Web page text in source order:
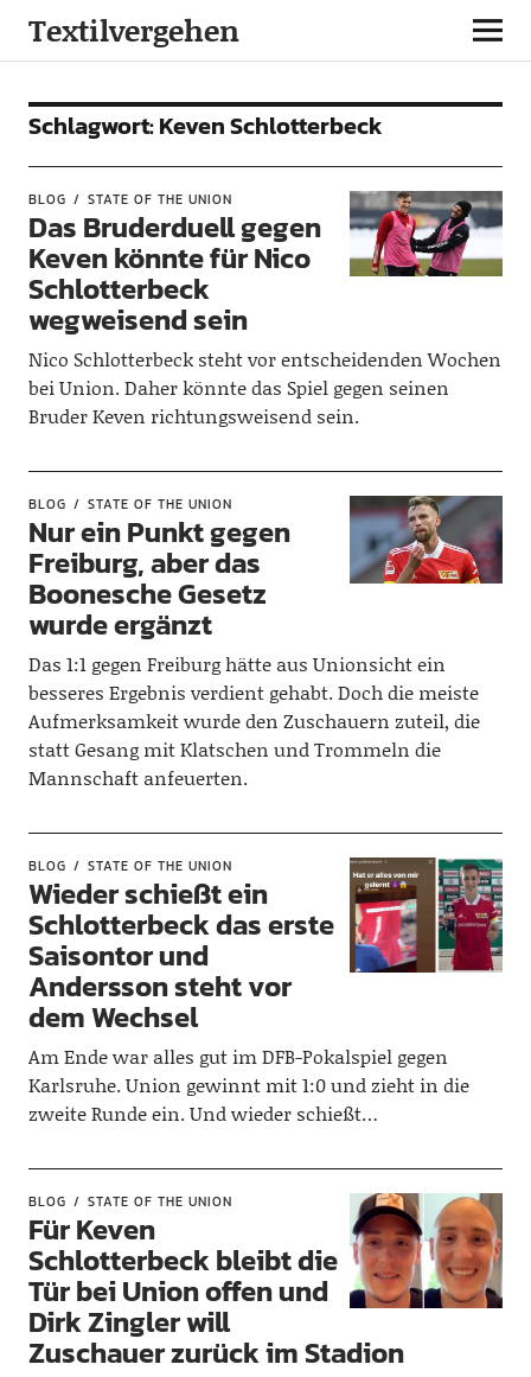
Textilvergehen
Schlagwort:Keven Schlotterbeck
BLOG STATE OF THE UNION
Das Bruderduell gegen
Keven könnte für Nico
Schlotterbeck
wegweisend sein
Nico Schlotterbeck steht vor entscheidenden Wochen
bei Union. Daher könnte das Spiel gegen seinen
Bruder Keven richtungsweisend sein.
BLOG STATE OF THE UNION
Nur ein Punkt gegen
Freiburg, aber das
Boonesche Gesetz
wurde ergänzt
Das 1:1 gegen Freiburg hätte aus Unionsicht ein
besseres Ergebnis verdient gehabt. Doch die meiste
Aufmerksamkeit wurde den Zuschauern zuteil, die
statt Gesang mit Klatschen und Trommeln die
Mannschaft anfeuerten.
BLOG STATE OF THE UNION
Wieder schießt ein
Schlotterbeck das erste
Saisontor und
Andersson steht vor
dem Wechsel
Am Ende war alles gut im DFB-Pokalspiel gegen
Karlsruhe. Union gewinnt mit 1:0 und zieht in die
zweite Runde ein. Und wieder schießt…
BLOG STATE OF THE UNION
Für Keven
Schlotterbeck bleibt die
Tür bei Union offen und
Dirk Zingler will
Zuschauer zurück im Stadion